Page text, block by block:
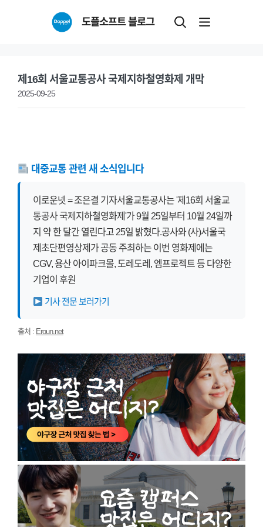
도플소프트 블로그
제16회 서울교통공사 국제지하철영화제 개막
2025-09-25
대중교통 관련 새 소식입니다
이로운넷 = 조은결 기자서울교통공사는 '제16회 서울교
통공사 국제지하철영화제'가 9월 25일부터 10월 24일까
지 약 한 달간 열린다고 25일 밝혔다.공사와 (사)서울국
제초단편영상제가 공동 주최하는 이번 영화제에는
CGV, 용산 아이파크몰, 도레도레, 엠프로젝트 등 다양한
기업이 후원
기사 전문 보러가기
출처 : Eroun.net